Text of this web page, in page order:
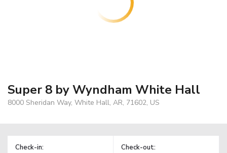
Super 8 by Wyndham White Hall
8000 Sheridan Way, White Hall, AR, 71602, US
Check-in: Check-out: